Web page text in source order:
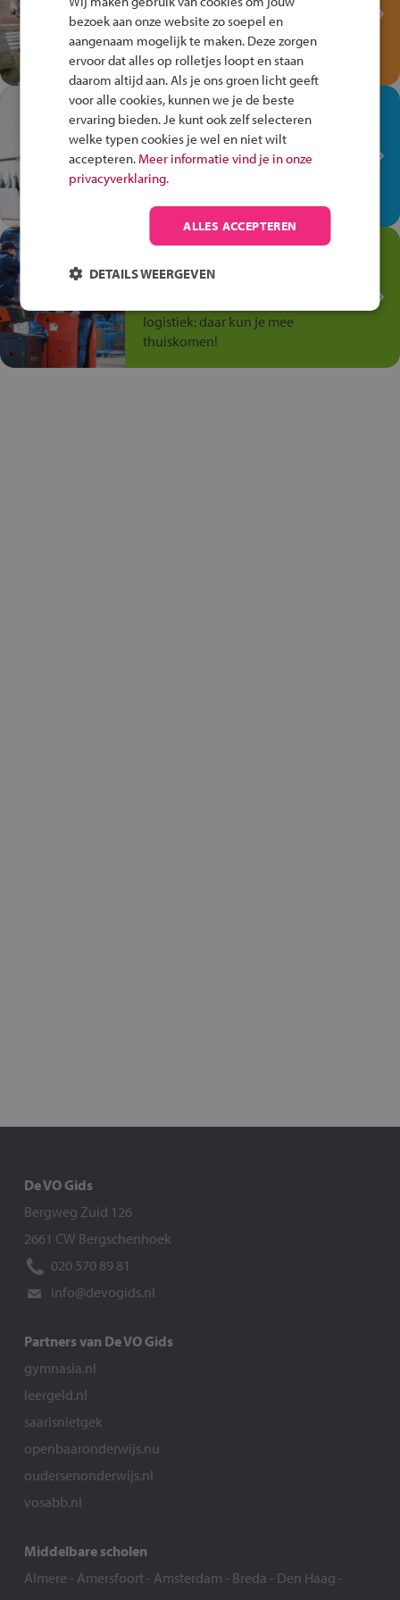
Verkeersspel!
Speel het Fiets Veilig Verkeersspel
en win een Cortina-fiets!
In de winkel ben je op je
plek!
Ontdek via het vmbo jouw talent
op de winkelvloer, waar elke dag
Jouw talent in de
Transport en Logistiek
logistiek: daar kun je mee
thuiskomen!
De VO Gids
Bergweg Zuid 126
2661 CW Bergschenhoek
020 570 89 81
info@devogids.nl
Partners van De VO Gids
gymnasia.nl
leergeld.nl
saarisnietgek
openbaaronderwijs.nu
oudersenonderwijs.nl
vosabb.nl
Middelbare scholen
Almere - Amersfoort- Amsterdam - Breda - Den Haag -
bezoek aan onze website zo soepel en
aangenaam mogelijk te maken. Deze zorgen
ervoor dat alles op rolletjes loopt en staan
daarom altijd aan. Als je ons groen licht geeft
voor alle cookies, kunnen we je de beste
ervaring bieden. Je kunt ook zelf selecteren
welke typen cookies je wel en niet wilt
accepteren. Meer informatie vind je in onze
privacyverklaring.
ALLES ACCEPTEREN
DETAILS WEERGEVEN